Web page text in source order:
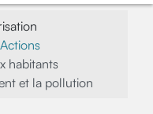
Actions
habitants
et la pollution